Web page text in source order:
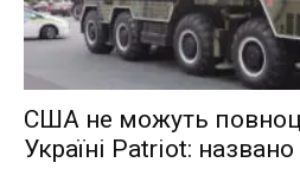
США не можуть
Україні Patriot: